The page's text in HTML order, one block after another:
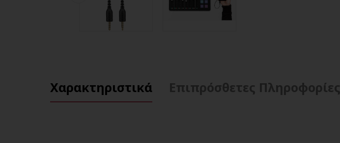
Χαρακτηριστικά Επιπρόσθετες Πληροφορίες